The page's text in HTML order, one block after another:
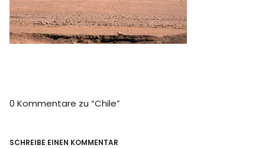
0 Kommentare zu “Chile”
SCHREIBE EINEN KOMMENTAR